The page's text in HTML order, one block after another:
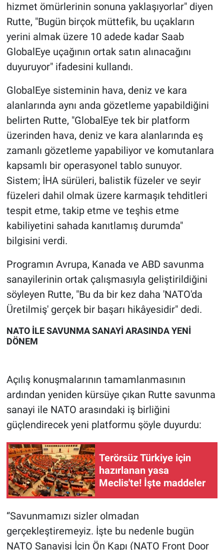
hizmet ömürlerinin sonuna yaklaşıyorlar" diyen
Rutte, "Bugün birçok müttefik, bu uçakların
yerini almak üzere 10 adede kadar Saab
GlobalEye uçağının ortak satın alınacağını
duyuruyor" ifadesini kullandı.
GlobalEye sisteminin hava, deniz ve kara
alanlarında aynı anda gözetleme yapabildiğini
belirten Rutte, "GlobalEye tek bir platform
üzerinden hava, deniz ve kara alanlarında eş
zamanlı gözetleme yapabiliyor ve komutanlara
kapsamlı bir operasyonel tablo sunuyor.
Sistem; İHA sürüleri, balistik füzeler ve seyir
füzeleri dahil olmak üzere karmaşık tehditleri
tespit etme, takip etme ve teşhis etme
kabiliyetini sahada kanıtlamış durumda"
bilgisini verdi.
Programın Avrupa, Kanada ve ABD savunma
sanayilerinin ortak çalışmasıyla geliştirildiğini
söyleyen Rutte, "Bu da bir kez daha 'NATO'da
Üretilmiş' gerçek bir başarı hikâyesidir" dedi.
NATO İLE SAVUNMA SANAYİ ARASINDA YENİ
DÖNEM
Açılış konuşmalarının tamamlanmasının
ardından yeniden kürsüye çıkan Rutte savunma
sanayi ile NATO arasındaki iş birliğini
güçlendirecek yeni platformu şöyle duyurdu:
Terörsüz Türkiye için
hazırlanan yasa
Meclis'te! İşte maddeler
“Savunmamızı sizler olmadan
gerçekleştiremeyiz. İşte bu nedenle bugün
NATO Sanayisi İçin Ön Kapı (NATO Front Door